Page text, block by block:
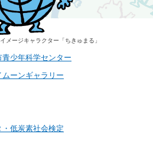
イメージキャラクター 「ちきゅまる」